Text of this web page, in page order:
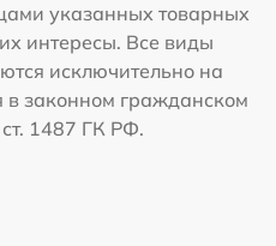
указанных товарных
интересы. Все виды
исключительно на
в законном гражданском
ст. 1487 ГК РФ.